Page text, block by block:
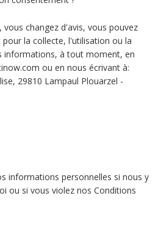
changez d'avis, vous pouvez
la collecte, l'utilisation ou la
informations, à tout moment, en
ou en nous écrivant à:
29810 Lampaul Plouarzel -
informations personnelles si nous y
ou si vous violez nos Conditions